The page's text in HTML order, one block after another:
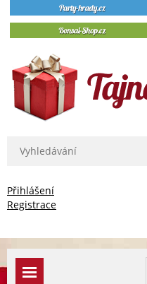
Přihlášení
Registrace